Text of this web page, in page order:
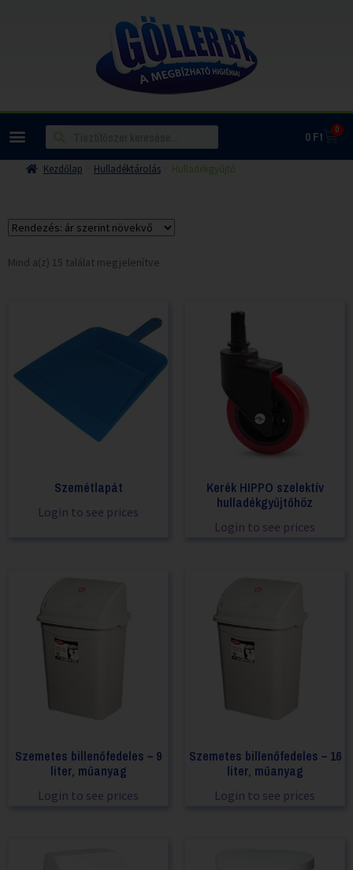
0Ft 0
Kezdőlap Hulladéktárolás Hulladékgyűjtő
Mind a(z) 15 találat megjelenítve
Szemétlapát
Login to see prices
Kerék HIPPO szelektív
hulladékgyűjtőhöz
Login to see prices
Szemetes billenőfedeles – 9
liter, műanyag
Login to see prices
Szemetes billenőfedeles – 16
liter, műanyag
Login to see prices